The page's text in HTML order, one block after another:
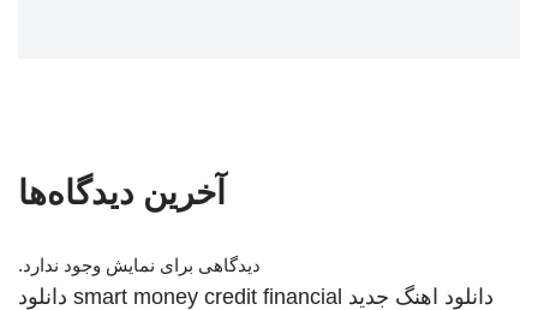
آخرین دیدگاه‌ها
دیدگاهی برای نمایش وجود ندارد.
دانلود اهنگ جدید smart money credit financial دانلود